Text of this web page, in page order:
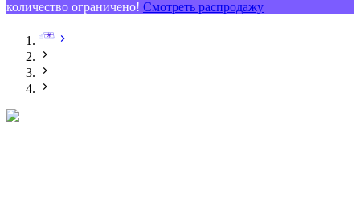
количество ограничено! Смотреть распродажу